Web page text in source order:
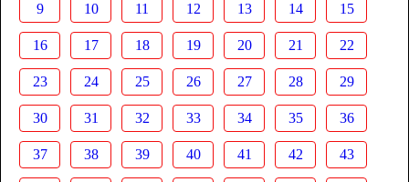
9 10 11 12 13 14 15
16 17 18 19 20 21 22
23 24 25 26 27 28 29
30 31 32 33 34 35 36
37 38 39 40 41 42 43